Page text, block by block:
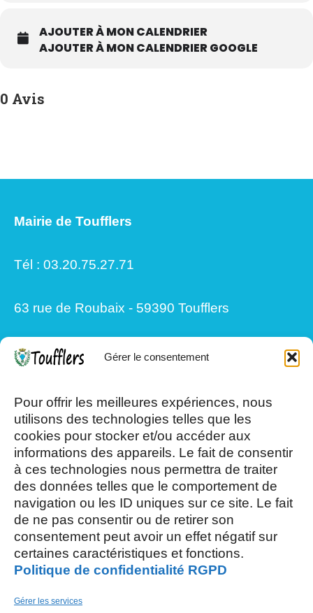
Gérer le consentement
Pour offrir les meilleures expériences, nous
utilisons des technologies telles que les
cookies pour stocker et/ou accéder aux
informations des appareils. Le fait de consentir
à ces technologies nous permettra de traiter
des données telles que le comportement de
navigation ou les ID uniques sur ce site. Le fait
de ne pas consentir ou de retirer son
consentement peut avoir un effet négatif sur
certaines caractéristiques et fonctions.
Politique de confidentialité RGPD
Gérer les services
AJOUTER À MON CALENDRIER
AJOUTER À MON CALENDRIER GOOGLE
0 Avis
Mairie de Toufflers
Tél : 03.20.75.27.71
63 rue de Roubaix - 59390 Toufflers
13h30/17h15
Mercredi et Samedi : 8h- 12h
AOÛT, 2026
03